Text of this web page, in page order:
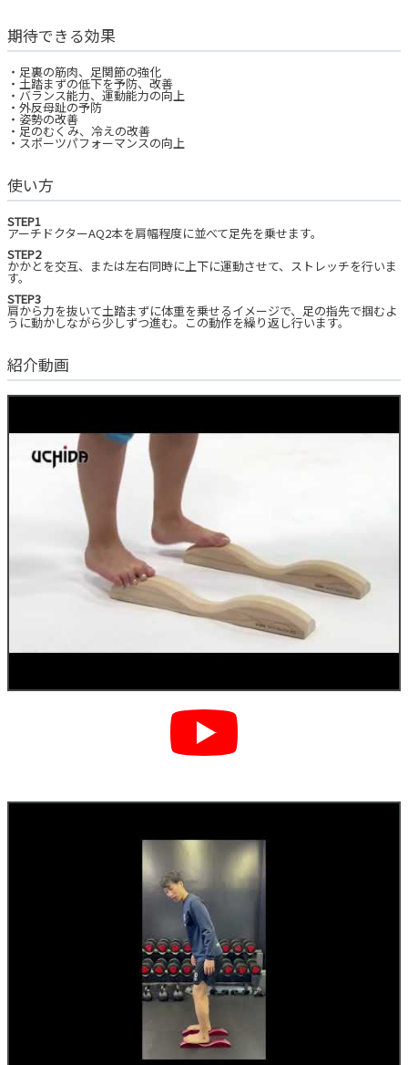
期待できる効果
・足裏の筋肉、足関節の強化
・土踏まずの低下を予防、改善
・バランス能力、運動能力の向上
・外反母趾の予防
・姿勢の改善
・足のむくみ、冷えの改善
・スポーツパフォーマンスの向上
使い方
STEP1
アーチドクターAQ2本を肩幅程度に並べて足先を乗せます。
STEP2
かかとを交互、または左右同時に上下に運動させて、ストレッチを行いま
す。
STEP3
肩から力を抜いて土踏まずに体重を乗せるイメージで、足の指先で掴むよ
うに動かしながら少しずつ進む。この動作を繰り返し行います。
紹介動画